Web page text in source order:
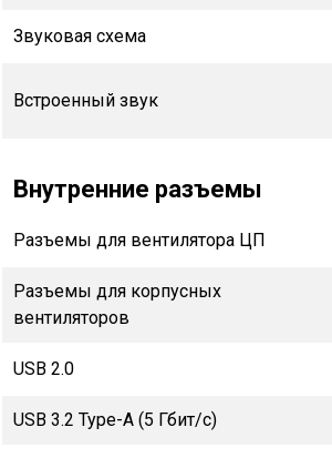
Звуковая схема
Встроенный звук
Внутренние разъемы
Разъемы для вентилятора ЦП
Разъемы для корпусных
вентиляторов
USB 2.0
USB 3.2 Type-A (5 Гбит/с)